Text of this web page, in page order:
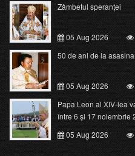
Zâmbetul speranței
05 Aug 2026
50 de ani de la
05 Aug 2026
Papa Leon al XIV-lea
între 6 și 17 noiembrie
05 Aug 2026